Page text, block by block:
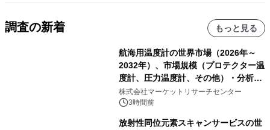
調査の新着 もっと見る
航海用温度計の世界市場（2026年～
2032年）、市場規模（プロテクター温
度計、圧力温度計、その他）・分析レ
ポートを発表
株式会社マーケットリサーチセンター
3時間前
放射性同位元素スキャンサービスの世